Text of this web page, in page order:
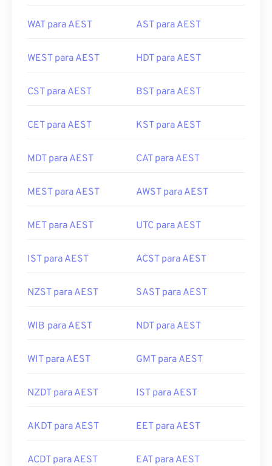
WAT para AEST AST para AEST
WEST para AEST HDT para AEST
CST para AEST BST para AEST
CET para AEST KST para AEST
MDT para AEST CAT para AEST
MEST para AEST AWST para AEST
MET para AEST UTC para AEST
IST para AEST ACST para AEST
NZST para AEST SAST para AEST
WIB para AEST NDT para AEST
WIT para AEST GMT para AEST
NZDT para AEST IST para AEST
AKDT para AEST EET para AEST
ACDT para AEST EAT para AEST